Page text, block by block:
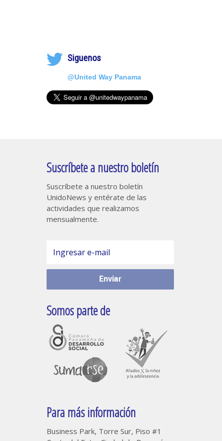
Siguenos
@United Way Panama
Suscríbete a nuestro boletín
Suscríbete a nuestro boletín
UnidoNews y entérate de las
actividades que realizamos
mensualmente.
Somos parte de
Para más información
Business Park, Torre Sur, Piso #1